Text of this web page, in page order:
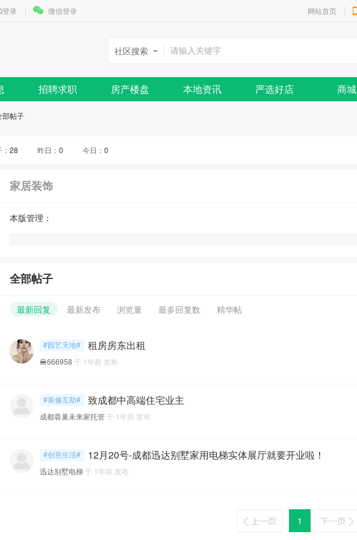
登录 微信登录 网站首页
社区搜索
招聘求职 房产楼盘 本地资讯 严选好店 商城
部帖子
28 昨日： 0 今日： 0
家居装饰
本版管理：
全部帖子
最新回复 最新发布 浏览量 最多回复数 精华帖
#园艺天地# 租房房东出租
🍔666958 于 1年前 发布
#装修互助# 致成都中高端住宅业主
成都蓉巢未来家托管 于 1年前 发布
#创意生活# 12月20号-成都迅达别墅家用电梯实体展厅就要开业啦！
迅达别墅电梯 于 1年前 发布
1